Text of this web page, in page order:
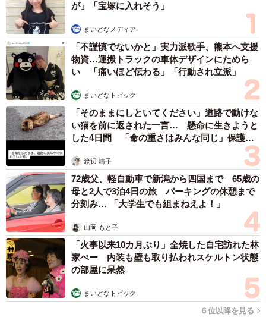
が」「宝塚に入れそう」
まいどなメディア
「不謹慎でないかと」実力派歌手、熊本へ支援
物資…運搬トラックの車体デザインにためら
い 「痛いほど伝わる」「行動され立派」
まいどなトピック
「そのままにしといてください」道路で動けな
い猫を前に返された一言… 懸命に生きようと
した4日間 「命の重さはみんな同じ」保護団
渡辺 晴子
72歳父、軽自動車で新潟から四国まで 65歳の
母と2人で3泊4日の旅 パーキングの休憩まで
分刻み… 「大学生でも組まねえよ！」
山岡 もと子
「火事以来10カ月ぶり」全焼した自宅訪れた林
家ぺー 内装も壁も取り払われスケルトン状態
の部屋に呆然
まいどなトピック
６位以降を見る